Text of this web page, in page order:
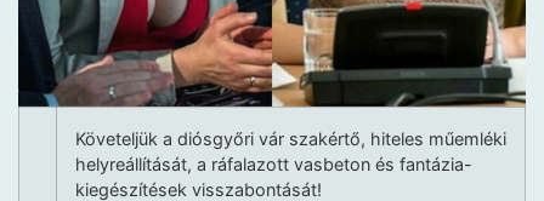
Követeljük a diósgyőri vár szakértő, hiteles műemléki
helyreállítását, a ráfalazott vasbeton és fantázia-
kiegészítések visszabontását!